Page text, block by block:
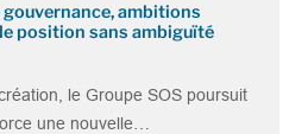
gouvernance, ambitions
position sans ambiguïté
le Groupe SOS poursuit
une nouvelle…